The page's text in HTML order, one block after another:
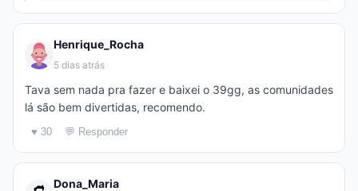
Henrique_Rocha
5 dias atrás
Tava sem nada pra fazer e baixei o 39gg, as comunidades
lá são bem divertidas, recomendo.
♥ 30 💬 Responder
Dona_Maria